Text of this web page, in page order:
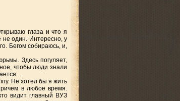
глаза и что я
не один. Интересно, у
Бегом собираюсь, и,
Здесь погуляет,
чтобы люди знали
Не хотел бы я жить
в любое время.
видит главный ВУЗ